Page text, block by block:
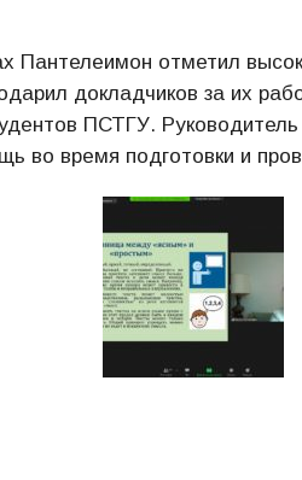
Пантелеимон отметил
докладчиков за их
ПСТГУ.
во время подготовки и